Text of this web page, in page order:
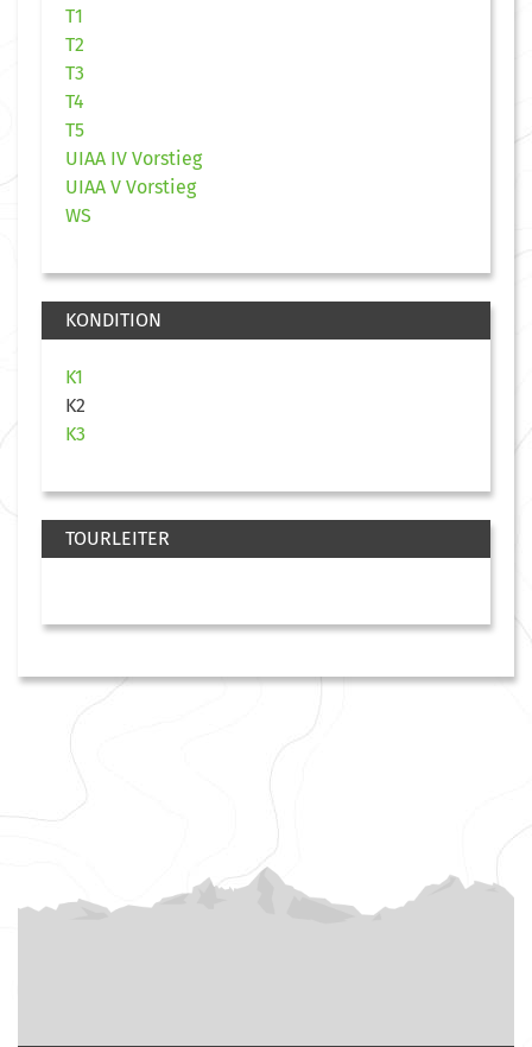
T1
T2
T3
T4
T5
UIAA IV Vorstieg
UIAA V Vorstieg
WS
KONDITION
K1
K2
K3
TOURLEITER